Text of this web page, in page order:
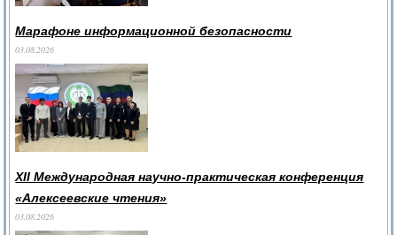
Марафоне информационной безопасности
03.08.2026
XII Международная научно-практическая конференция
«Алексеевские чтения»
03.08.2026